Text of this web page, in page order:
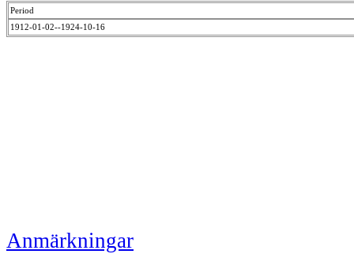
Period
1912-01-02--1924-10-16
Anmärkningar